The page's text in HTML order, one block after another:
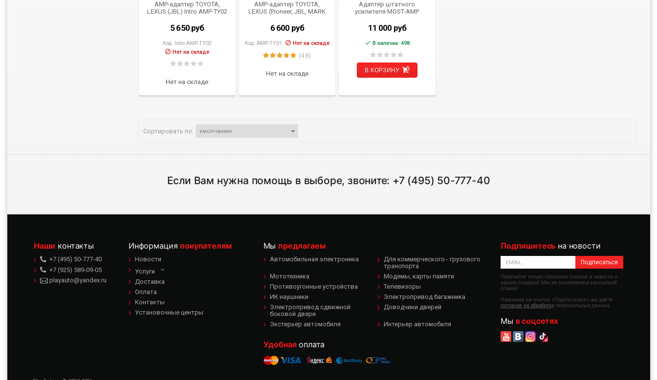
АМР-адаптер TOYOTA,
LEXUS (JBL) Intro AMP-TY02
5 650 руб
Код: Intro AMP-TY02
Нет на складе
Нет на складе
АМР-адаптер TOYOTA,
LEXUS (Pioneer, JBL, MARK
6 600 руб
Код: AMP-TY01 Нет на складе
(4.8)
Нет на складе
Адаптер штатного
усилителя MOST-AMP
11 000 руб
В наличии: 498
В КОРЗИНУ
Сортировать по:
Если Вам нужна помощь в выборе, звоните: +7 (495) 50-777-40
Наши контакты
+7 (495) 50-777-40
+7 (925) 589-09-05
playauto@yandex.ru
Информация покупателям
Новости
Услуги
Доставка
Оплата
Контакты
Установочные центры
Мы предлагаем
Автомобильная электроника
Для коммерческого - грузового
транспорта
Мототехника
Модемы, карты памяти
Противоугонные устройства
Телевизоры
ИК наушники
Электропривод багажника
Электропривод сдвижной
боковой двери
Доводчики дверей
Экстерьер автомобиля Интерьер автомобиля
Удобнаяоплата
Подпишитесь на новости
Подписаться
Получайте только полезные ссылки и новости о
наших скидках! Мы не занимаемся рассылкой
спама!
Нажимая на кнопку «Подписаться», вы даёте
согласие на обработку персональных данных.
Мы в соцсетях